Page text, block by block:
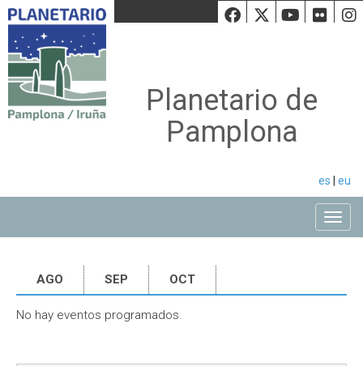
Facebook
Twiiter
Planetario de
Pamplona
es eu
AGO SEP OCT
No hay eventos programados.